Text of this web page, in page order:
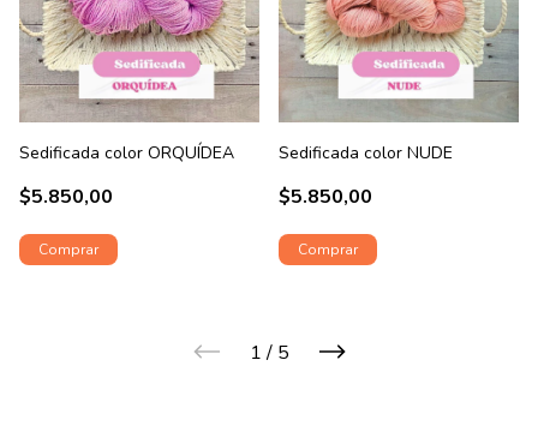
Sedificada color ORQUÍDEA
$5.850,00
Sedificada color NUDE
$5.850,00
1 / 5